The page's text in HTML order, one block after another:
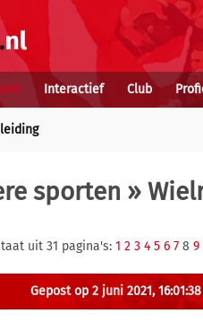
Interactief Club
sporten »
uit 31 pagina's: 1 2 3 4 5 6 7 8 9
Gepost op 2 juni 2021, 16:01:38